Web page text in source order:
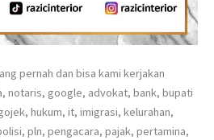
pernah dan bisa kami kerjakan
notaris, google, advokat, bank, bupati
hukum, it, imigrasi, kelurahan,
pln, pengacara, pajak, pertamina,